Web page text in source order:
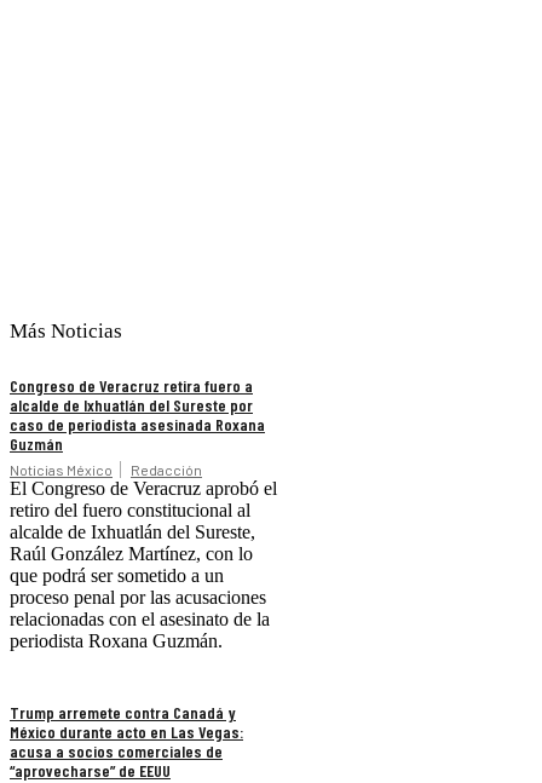
Más Noticias
Congreso de Veracruz retira fuero a
alcalde de Ixhuatlán del Sureste por
caso de periodista asesinada Roxana
Guzmán
Noticias México Redacción
El Congreso de Veracruz aprobó el
retiro del fuero constitucional al
alcalde de Ixhuatlán del Sureste,
Raúl González Martínez, con lo
que podrá ser sometido a un
proceso penal por las acusaciones
relacionadas con el asesinato de la
periodista Roxana Guzmán.
Trump arremete contra Canadá y
México durante acto en Las Vegas:
acusa a socios comerciales de
“aprovecharse” de EEUU